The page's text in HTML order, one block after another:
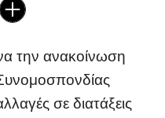
την ανακοίνωση
σε διατάξεις